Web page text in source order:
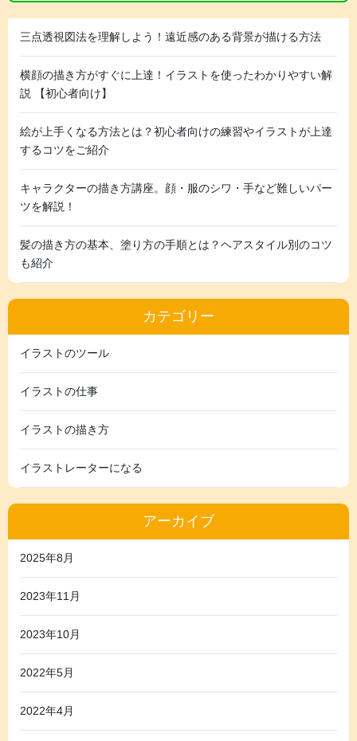
三点透視図法を理解しよう！遠近感のある背景が描ける方法
横顔の描き方がすぐに上達！イラストを使ったわかりやすい解
説 【初心者向け】
絵が上手くなる方法とは？初心者向けの練習やイラストが上達
するコツをご紹介
キャラクターの描き方講座。顔・服のシワ・手など難しいパー
ツを解説！
髪の描き方の基本、塗り方の手順とは？ヘアスタイル別のコツ
も紹介
カテゴリー
イラストのツール
イラストの仕事
イラストの描き方
イラストレーターになる
アーカイブ
2025年8月
2023年11月
2023年10月
2022年5月
2022年4月